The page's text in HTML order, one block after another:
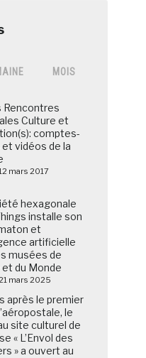
MOIS
Rencontres
Culture et
comptes-
vidéos de la
mars 2017
hexagonale
installe son
et
artificielle
musées de
et du Monde
mars 2025
après le premier
le
site culturel de
« L’Envol des
» a ouvert au